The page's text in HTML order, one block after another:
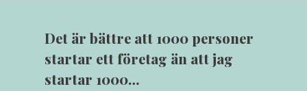
Det är bättre att 1000 personer
startar ett företag än att jag
startar 1000…